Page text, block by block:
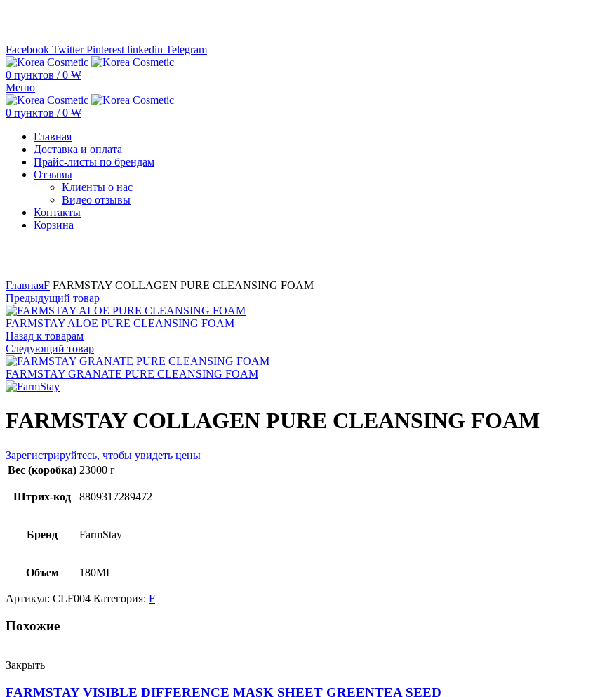
Facebook Twitter Pinterest linkedin Telegram
0 пунктов / 0 ₩
Меню
0 пунктов / 0 ₩
Главная
Доставка и оплата
Прайс-листы по брендам
Отзывы
Клиенты о нас
Видео отзывы
Контакты
Корзина
ГлавнаяF FARMSTAY COLLAGEN PURE CLEANSING FOAM
Предыдущий товар
FARMSTAY ALOE PURE CLEANSING FOAM
Назад к товарам
Следующий товар
FARMSTAY GRANATE PURE CLEANSING FOAM
FARMSTAY COLLAGEN PURE CLEANSING FOAM
Зарегистрируйтесь, чтобы увидеть цены
Вес (коробка) 23000 г
Штрих-код 8809317289472
Бренд FarmStay
Объем 180ML
Артикул: CLF004 Категория: F
Похожие
Закрыть
FARMSTAY VISIBLE DIFFERENCE MASK SHEET GREENTEA SEED